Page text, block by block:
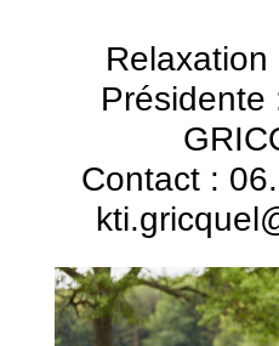
Relaxation
Présidente
Contact :